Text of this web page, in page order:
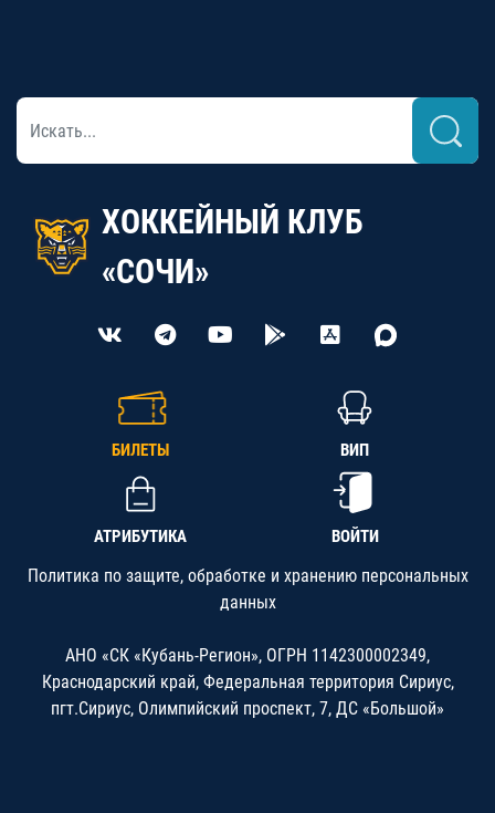
ХОККЕЙНЫЙ КЛУБ
«СОЧИ»
БИЛЕТЫ ВИП
АТРИБУТИКА ВОЙТИ
Политика по защите, обработке и хранению персональных
данных
АНО «СК «Кубань-Регион», ОГРН 1142300002349,
Краснодарский край, Федеральная территория Сириус,
пгт.Сириус, Олимпийский проспект, 7, ДС «Большой»